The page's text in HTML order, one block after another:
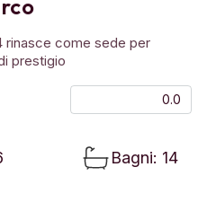
rinasce come sede per
prestigio
0.0
Bagni: 14